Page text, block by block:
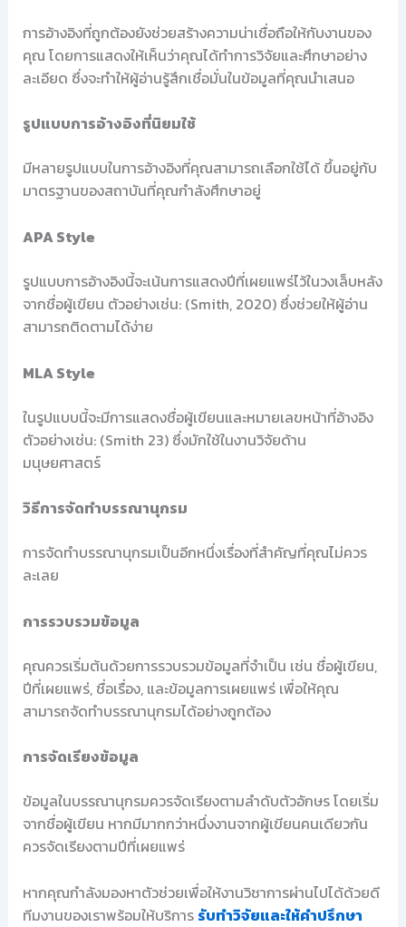
การอ้างอิงที่ถูกต้องยังช่วยสร้างความน่าเชื่อถือให้กับงานของ
คุณ โดยการแสดงให้เห็นว่าคุณได้ทำการวิจัยและศึกษาอย่าง
ละเอียด ซึ่งจะทำให้ผู้อ่านรู้สึกเชื่อมั่นในข้อมูลที่คุณนำเสนอ
รูปแบบการอ้างอิงที่นิยมใช้
มีหลายรูปแบบในการอ้างอิงที่คุณสามารถเลือกใช้ได้ ขึ้นอยู่กับ
มาตรฐานของสถาบันที่คุณกำลังศึกษาอยู่
APA Style
รูปแบบการอ้างอิงนี้จะเน้นการแสดงปีที่เผยแพร่ไว้ในวงเล็บหลัง
จากชื่อผู้เขียน ตัวอย่างเช่น: (Smith, 2020) ซึ่งช่วยให้ผู้อ่าน
สามารถติดตามได้ง่าย
MLA Style
ในรูปแบบนี้จะมีการแสดงชื่อผู้เขียนและหมายเลขหน้าที่อ้างอิง
ตัวอย่างเช่น: (Smith 23) ซึ่งมักใช้ในงานวิจัยด้าน
มนุษยศาสตร์
วิธีการจัดทำบรรณานุกรม
การจัดทำบรรณานุกรมเป็นอีกหนึ่งเรื่องที่สำคัญที่คุณไม่ควร
ละเลย
การรวบรวมข้อมูล
คุณควรเริ่มต้นด้วยการรวบรวมข้อมูลที่จำเป็น เช่น ชื่อผู้เขียน,
ปีที่เผยแพร่, ชื่อเรื่อง, และข้อมูลการเผยแพร่ เพื่อให้คุณ
สามารถจัดทำบรรณานุกรมได้อย่างถูกต้อง
การจัดเรียงข้อมูล
ข้อมูลในบรรณานุกรมควรจัดเรียงตามลำดับตัวอักษร โดยเริ่ม
จากชื่อผู้เขียน หากมีมากกว่าหนึ่งงานจากผู้เขียนคนเดียวกัน
ควรจัดเรียงตามปีที่เผยแพร่
หากคุณกำลังมองหาตัวช่วยเพื่อให้งานวิชาการผ่านไปได้ด้วยดี
ทีมงานของเราพร้อมให้บริการ รับทำวิจัยและให้คำปรึกษา